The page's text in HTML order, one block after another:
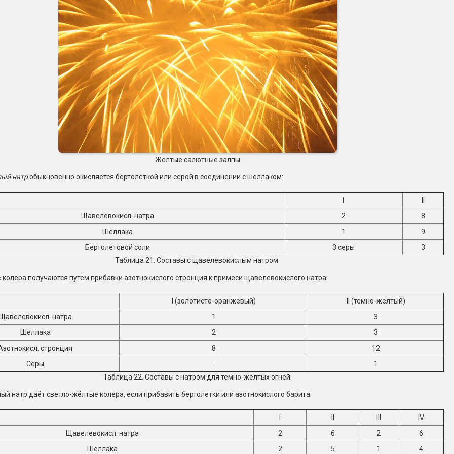
Желтые салютные залпы
натробыкновенно окисляется бертолеткой или серой в соединении с шеллаком:
Щавелевокисл. натра
2
8
Шеллака
1
9
Бертолетовой соли
3 серы
3
Таблица 21. Составы с щавелевокислым натром.
получаются путём прибавки азотнокислого стронция к примеси щавелевокислого натра:
I (золотисто-оранжевый)
II (темно-желтый)
Щавелевокисл. натра
1
3
Шеллака
2
3
стронция
8
12
Серы
-
1
Таблица 22. Составы с натром для тёмно-жёлтых огней.
натр даёт светло-жёлтые колера, если прибавить бертолетки или азотнокислого барита:
IV
Щавелевокисл. натра
2 6 2
6
Шеллака
2 5 1 4